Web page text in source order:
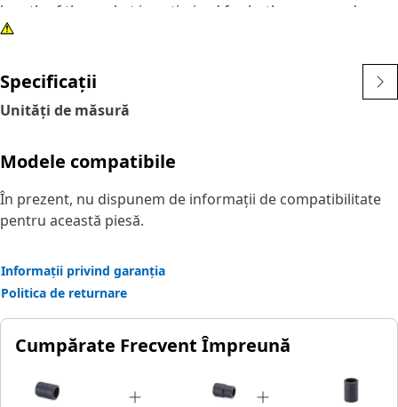
length of the socket is optimized for both access and
torque applications. The black oxide finish enhances
lifespan. The sockets used are tailored for high-torque
impact applications.
• Compatible with standard 3/8 inch square drive size for
• Shallow length socket.
• Used to handle high-torque applications without
• Ensures a secure fit to reduce the risk of fastener
damage.
Applications:
The 12-Point Impact Socket is used in conjunction with
impact wrenches to handle hexagonal fasteners on
Specificații
Unități de măsură
Modele compatibile
În prezent, nu dispunem de informații de compatibilitate
pentru această piesă.
Informații privind garanția
Politica de returnare
Cumpărate Frecvent Împreună